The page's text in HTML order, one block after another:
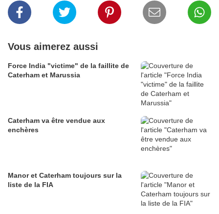
Vous aimerez aussi
Force India "victime" de la faillite de
Caterham et Marussia
Caterham va être vendue aux
enchères
Manor et Caterham toujours sur la
liste de la FIA